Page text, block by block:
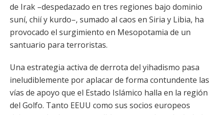
de Irak –despedazado en tres regiones bajo dominio
suní, chií y kurdo–, sumado al caos en Siria y Libia, ha
provocado el surgimiento en Mesopotamia de un
santuario para terroristas.
Una estrategia activa de derrota del yihadismo pasa
ineludiblemente por aplacar de forma contundente las
vías de apoyo que el Estado Islámico halla en la región
del Golfo. Tanto EEUU como sus socios europeos